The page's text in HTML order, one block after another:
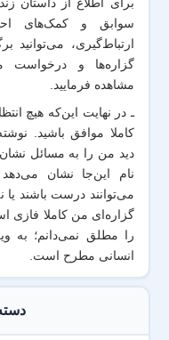
برای اطلاع از داستان
سوابق و کمک‌های
ارتباط‌گیری، می‌توانید
گزاره‌ها و درخواست
مشاهده فرمایید.
ـ در نهایت این‌که هیچ
کاملا موافق باشید.
دید من را به مسائل
نام این‌جا نشان
می‌توانند درست باشند یا
گزاره‌ای من کاملا فازی
را مطلق نمی‌دانم؛ به
انسانی مطرح است.